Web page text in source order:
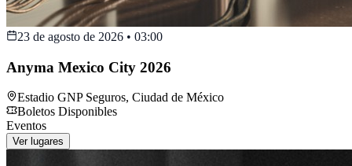
23 de agosto de 2026 • 03:00
Anyma Mexico City 2026
Estadio GNP Seguros, Ciudad de México
Boletos Disponibles
Eventos
Ver lugares